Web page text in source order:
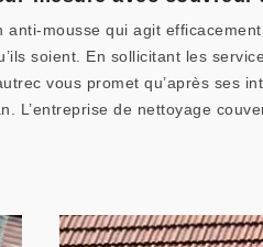
anti-mousse qui agit
soient. En sollicitant les
vous promet qu’après ses
L’entreprise de nettoyage